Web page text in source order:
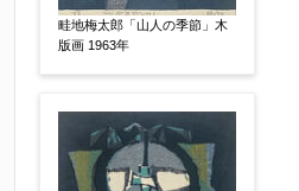
畦地梅太郎「山人の季節」木
版画 1963年